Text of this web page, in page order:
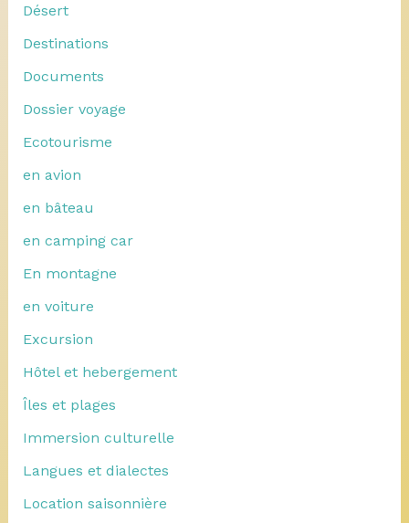
Désert
Destinations
Documents
Dossier voyage
Ecotourisme
en avion
en bâteau
en camping car
En montagne
en voiture
Excursion
Hôtel et hebergement
Îles et plages
Immersion culturelle
Langues et dialectes
Location saisonnière